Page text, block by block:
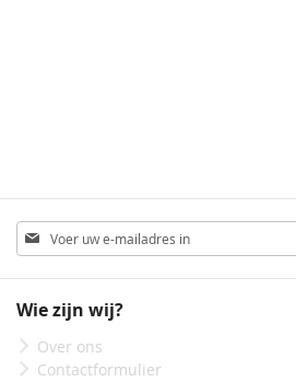
Abonneer
u
op
nieuwsbrief
Wie zijn wij?
Over ons
Contactformulier